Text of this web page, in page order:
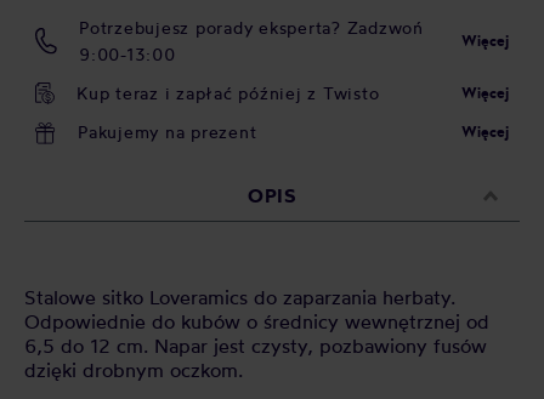
Potrzebujesz porady eksperta? Zadzwoń
9:00-13:00
Więcej
Kup teraz i zapłać później z Twisto Więcej
Pakujemy na prezent Więcej
OPIS
Stalowe sitko Loveramics do zaparzania herbaty.
Odpowiednie do kubów o średnicy wewnętrznej od
6,5 do 12 cm. Napar jest czysty, pozbawiony fusów
dzięki drobnym oczkom.